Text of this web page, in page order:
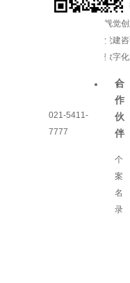
021-5411-
7777
增长
视觉
党建
数字
合
作
伙
伴
个
案
名
录